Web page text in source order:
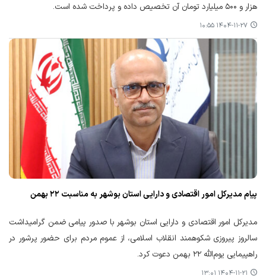
هزار و ۵۰۰ میلیارد تومان آن تخصیص داده و پرداخت شده است.
۱۴۰۴-۱۱-۲۷ ۱۰:۵۵
پیام مدیرکل امور اقتصادی و دارایی استان بوشهر به مناسبت ۲۲ بهمن
مدیرکل امور اقتصادی و دارایی استان بوشهر با صدور پیامی ضمن گرامیداشت
سالروز پیروزی شکوهمند انقلاب اسلامی، از عموم مردم برای حضور پرشور در
راهپیمایی یوم‌الله ۲۲ بهمن دعوت کرد.
۱۴۰۴-۱۱-۲۱ ۱۳:۰۱